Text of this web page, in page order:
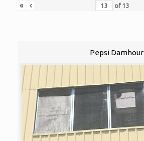
«
‹ of 13
Pepsi Damhour